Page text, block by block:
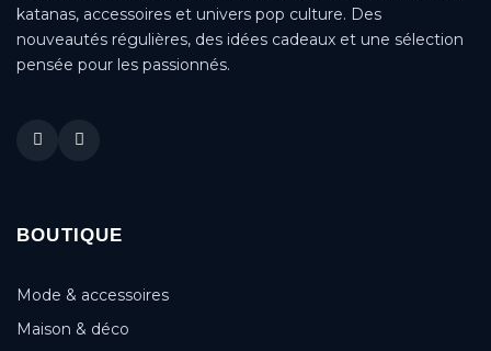
katanas, accessoires et univers pop culture. Des
nouveautés régulières, des idées cadeaux et une sélection
pensée pour les passionnés.
BOUTIQUE
Mode & accessoires
Maison & déco